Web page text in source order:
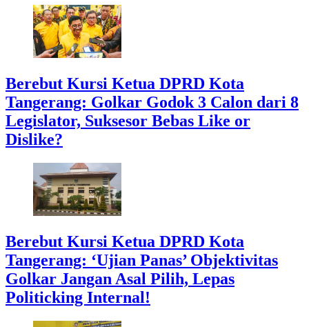
Berebut Kursi Ketua DPRD Kota
Tangerang: Golkar Godok 3 Calon dari 8
Legislator, Suksesor Bebas Like or
Dislike?
Berebut Kursi Ketua DPRD Kota
Tangerang: ‘Ujian Panas’ Objektivitas
Golkar Jangan Asal Pilih, Lepas
Politicking Internal!